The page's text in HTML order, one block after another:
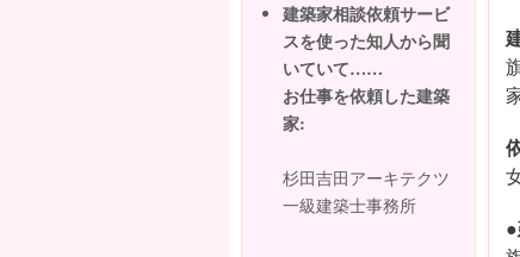
建築家相談依頼サービ
スを使った知人から聞
いていて……
お仕事を依頼した建築
家:
杉田吉田アーキテクツ
一級建築士事務所